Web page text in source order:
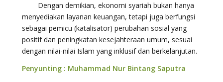
Dengan demikian, ekonomi syariah bukan hanya
menyediakan layanan keuangan, tetapi juga berfungsi
sebagai pemicu (katalisator) perubahan sosial yang
positif dan peningkatan kesejahteraan umum, sesuai
dengan nilai-nilai Islam yang inklusif dan berkelanjutan.
Penyunting : Muhammad Nur Bintang Saputra